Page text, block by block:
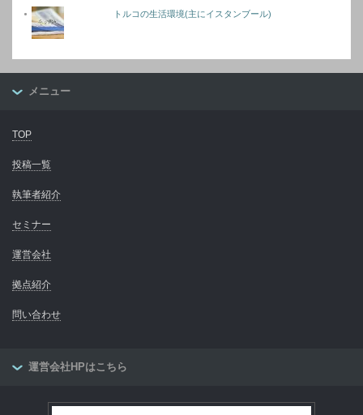
トルコの生活環境(主にイスタンブール)
メニュー
TOP
投稿一覧
執筆者紹介
セミナー
運営会社
拠点紹介
問い合わせ
運営会社HPはこちら